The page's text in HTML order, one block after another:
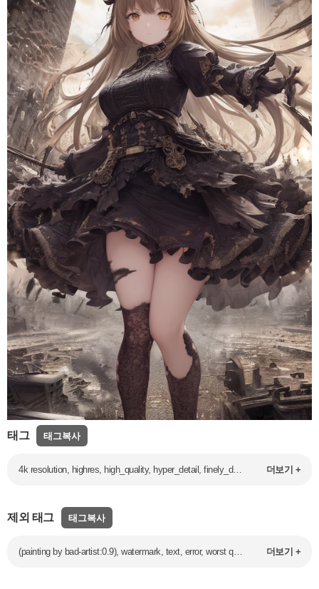
태그 태그복사
4k resolution, highres, high_quality, hyper_detail, finely_detailed,intricate_details, 1girl,demonstration,apocalypse,ruined t-shirt,ruined skirt, ruined city,sadness face, battle motion,knees_together_feet_apart,monsters attack,standing 더보기 +
제외 태그 태그복사
(painting by bad-artist:0.9), watermark, text, error, worst quality, watermark, username, artist name, bad anatomy, (Low quality:1.2), (wrong quality:1.2), loli, child 더보기 +